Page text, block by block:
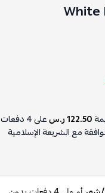
White
122.50 ر.س على4دفعات
مع الشريعة الإسلامية